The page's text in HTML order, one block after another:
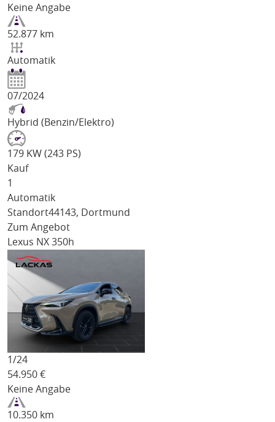
Keine Angabe
52.877 km
Automatik
07/2024
Hybrid (Benzin/Elektro)
179 KW (243 PS)
Kauf
1
Automatik
Standort44143, Dortmund
Zum Angebot
Lexus NX 350h
1/24
54.950 €
Keine Angabe
10.350 km